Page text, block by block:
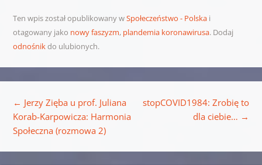
Ten wpis został opublikowany wSpołeczeństwo - Polskai
otagowany jako nowy faszyzm, plandemia koronawirusa. Dodaj
odnośnikdo ulubionych.
← Jerzy Zięba u prof. Juliana
Korab-Karpowicza: Harmonia
Społeczna (rozmowa 2)
stopCOVID1984: Zrobię to
dla ciebie… →